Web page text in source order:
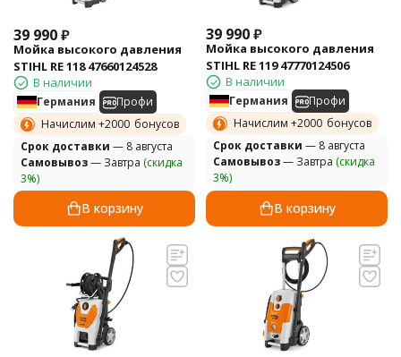
39 990₽
Мойка высокого давления
STIHL RE 118 47660124528
В наличии
Германия
Профи
Начислим +2000 бонусов
Cрок доставки — 8 августа
Самовывоз— Завтра (скидка
3%)
В корзину
39 990₽
Мойка высокого давления
STIHL RE 119 47770124506
В наличии
Германия
Профи
Начислим +2000 бонусов
Cрок доставки — 8 августа
Самовывоз— Завтра (скидка
3%)
В корзину